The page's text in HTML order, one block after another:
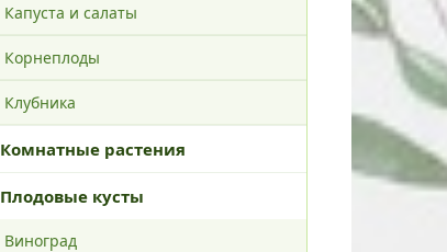
Капуста и салаты
Корнеплоды
Клубника
Комнатные растения
Плодовые кусты
Виноград